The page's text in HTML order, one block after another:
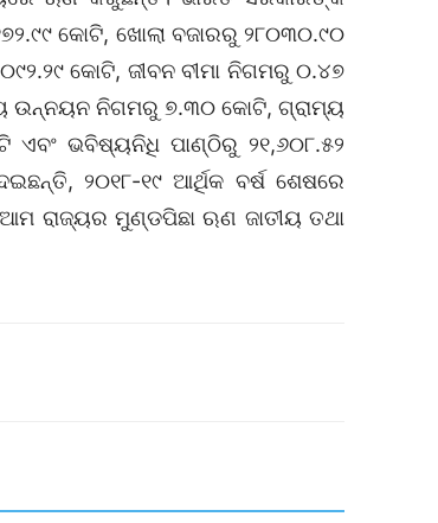
କୋଟି, ଖୋଲା ବଜାରରୁ ୨୮୦୩୦.୯୦
କୋଟି, ଜୀବନ ବୀମା ନିଗମରୁ ୦.୪୭
ଉନ୍ନୟନ ନିଗମରୁ ୭.୩୦ କୋଟି, ଗ୍ରାମ୍ୟ
ଭବିଷ୍ୟନିଧି ପାଣ୍ଠିରୁ ୨୧,୬୦୮.୫୨
୨୦୧୮-୧୯ ଆର୍ଥିକ ବର୍ଷ ଶେଷରେ
ରାଜ୍ୟର ମୁଣ୍ଡପିଛା ଋଣ ଜାତୀୟ ତଥା